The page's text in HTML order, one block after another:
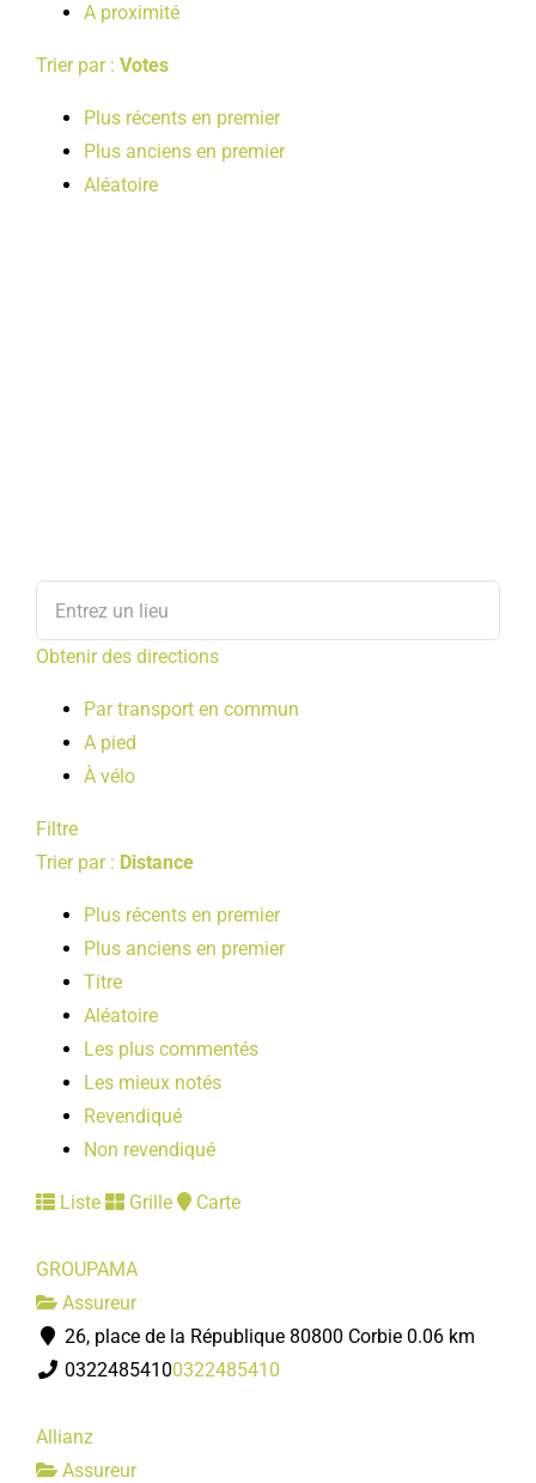
A proximité
Trier par : Votes
Plus récents en premier
Plus anciens en premier
Aléatoire
Obtenir des directions
Par transport en commun
A pied
À vélo
Filtre
Trier par : Distance
Plus récents en premier
Plus anciens en premier
Titre
Aléatoire
Les plus commentés
Les mieux notés
Revendiqué
Non revendiqué
Liste Grille Carte
GROUPAMA
Assureur
26, place de la République 80800 Corbie 0.06 km
03224854100322485410
Allianz
Assureur